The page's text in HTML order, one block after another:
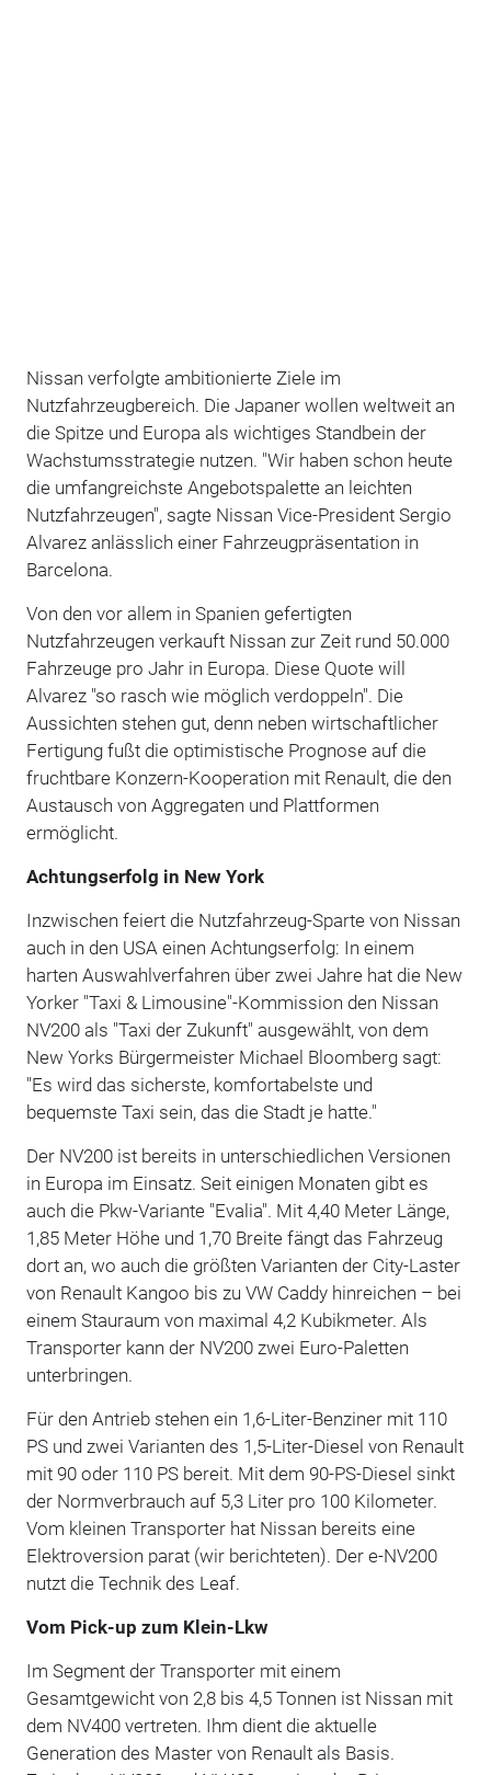
Nissan verfolgte ambitionierte Ziele im
Nutzfahrzeugbereich. Die Japaner wollen weltweit an
die Spitze und Europa als wichtiges Standbein der
Wachstumsstrategie nutzen. "Wir haben schon heute
die umfangreichste Angebotspalette an leichten
Nutzfahrzeugen", sagte Nissan Vice-President Sergio
Alvarez anlässlich einer Fahrzeugpräsentation in
Barcelona.
Von den vor allem in Spanien gefertigten
Nutzfahrzeugen verkauft Nissan zur Zeit rund 50.000
Fahrzeuge pro Jahr in Europa. Diese Quote will
Alvarez "so rasch wie möglich verdoppeln". Die
Aussichten stehen gut, denn neben wirtschaftlicher
Fertigung fußt die optimistische Prognose auf die
fruchtbare Konzern-Kooperation mit Renault, die den
Austausch von Aggregaten und Plattformen
ermöglicht.
Achtungserfolg in New York
Inzwischen feiert die Nutzfahrzeug-Sparte von Nissan
auch in den USA einen Achtungserfolg: In einem
harten Auswahlverfahren über zwei Jahre hat die New
Yorker "Taxi & Limousine"-Kommission den Nissan
NV200 als "Taxi der Zukunft" ausgewählt, von dem
New Yorks Bürgermeister Michael Bloomberg sagt:
"Es wird das sicherste, komfortabelste und
bequemste Taxi sein, das die Stadt je hatte."
Der NV200 ist bereits in unterschiedlichen Versionen
in Europa im Einsatz. Seit einigen Monaten gibt es
auch die Pkw-Variante "Evalia". Mit 4,40 Meter Länge,
1,85 Meter Höhe und 1,70 Breite fängt das Fahrzeug
dort an, wo auch die größten Varianten der City-Laster
von Renault Kangoo bis zu VW Caddy hinreichen – bei
einem Stauraum von maximal 4,2 Kubikmeter. Als
Transporter kann der NV200 zwei Euro-Paletten
unterbringen.
Für den Antrieb stehen ein 1,6-Liter-Benziner mit 110
PS und zwei Varianten des 1,5-Liter-Diesel von Renault
mit 90 oder 110 PS bereit. Mit dem 90-PS-Diesel sinkt
der Normverbrauch auf 5,3 Liter pro 100 Kilometer.
Vom kleinen Transporter hat Nissan bereits eine
Elektroversion parat (wir berichteten). Der e-NV200
nutzt die Technik des Leaf.
Vom Pick-up zum Klein-Lkw
Im Segment der Transporter mit einem
Gesamtgewicht von 2,8 bis 4,5 Tonnen ist Nissan mit
dem NV400 vertreten. Ihm dient die aktuelle
Generation des Master von Renault als Basis.